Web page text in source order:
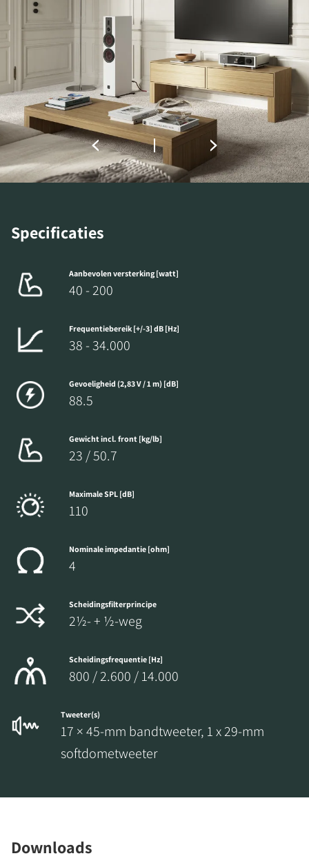
Specificaties
Aanbevolen versterking [watt]
40 - 200
Frequentiebereik [+/-3] dB [Hz]
38 - 34.000
Gevoeligheid (2,83 V / 1 m) [dB]
88.5
Gewicht incl. front [kg/lb]
23 / 50.7
Maximale SPL [dB]
110
Nominale impedantie [ohm]
4
Scheidingsfilterprincipe
2½- + ½-weg
Scheidingsfrequentie [Hz]
800 / 2.600 / 14.000
Tweeter(s)
17 × 45-mm bandtweeter, 1 x 29-mm
softdometweeter
Downloads
REGISTREER JE OM TE
DOWNLOADEN
Vul het formulier in om toegang te krijgen tot
alle vergrendelde downloadbestanden op de
website.